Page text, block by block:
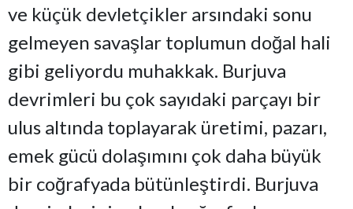
ve küçük devletçikler arsındaki sonu
gelmeyen savaşlar toplumun doğal hali
gibi geliyordu muhakkak. Burjuva
devrimleri bu çok sayıdaki parçayı bir
ulus altında toplayarak üretimi, pazarı,
emek gücü dolaşımını çok daha büyük
bir coğrafyada bütünleştirdi. Burjuva